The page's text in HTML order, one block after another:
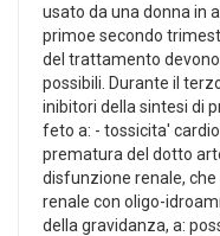
usato da una donna in
primoe secondo
del trattamento
possibili. Durante il
inibitori della sintesi di
feto a: - tossicita'
prematura del dotto
disfunzione renale,
renale con oligo-
della gravidanza, a: